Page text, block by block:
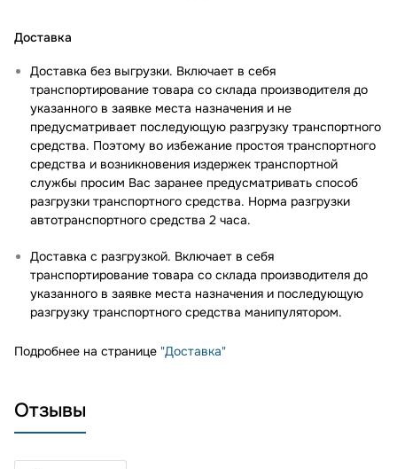
Доставка
Доставка без выгрузки. Включает в себя
транспортирование товара со склада производителя до
указанного в заявке места назначения и не
предусматривает последующую разгрузку транспортного
средства. Поэтому во избежание простоя транспортного
средства и возникновения издержек транспортной
службы просим Вас заранее предусматривать способ
разгрузки транспортного средства. Норма разгрузки
автотранспортного средства 2 часа.
Доставка с разгрузкой. Включает в себя
транспортирование товара со склада производителя до
указанного в заявке места назначения и последующую
разгрузку транспортного средства манипулятором.
Подробнее на странице "Доставка"
Отзывы